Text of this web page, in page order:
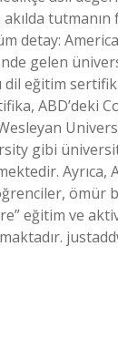
tutmanın
detay:
gelen
dil eğitim
ABD’deki
gibi
Ayrıca,
ömür
eğitim ve